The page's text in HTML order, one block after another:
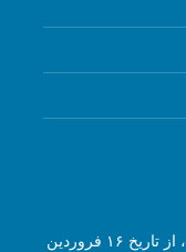
مجله آنلاین موسیقی «گفتگوی هارمونیک»، از تاریخ ۱۶ فروردین